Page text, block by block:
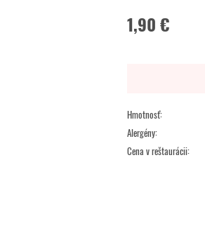
1,90 €
Hmotnosť:
Alergény:
Cena v reštaurácii: